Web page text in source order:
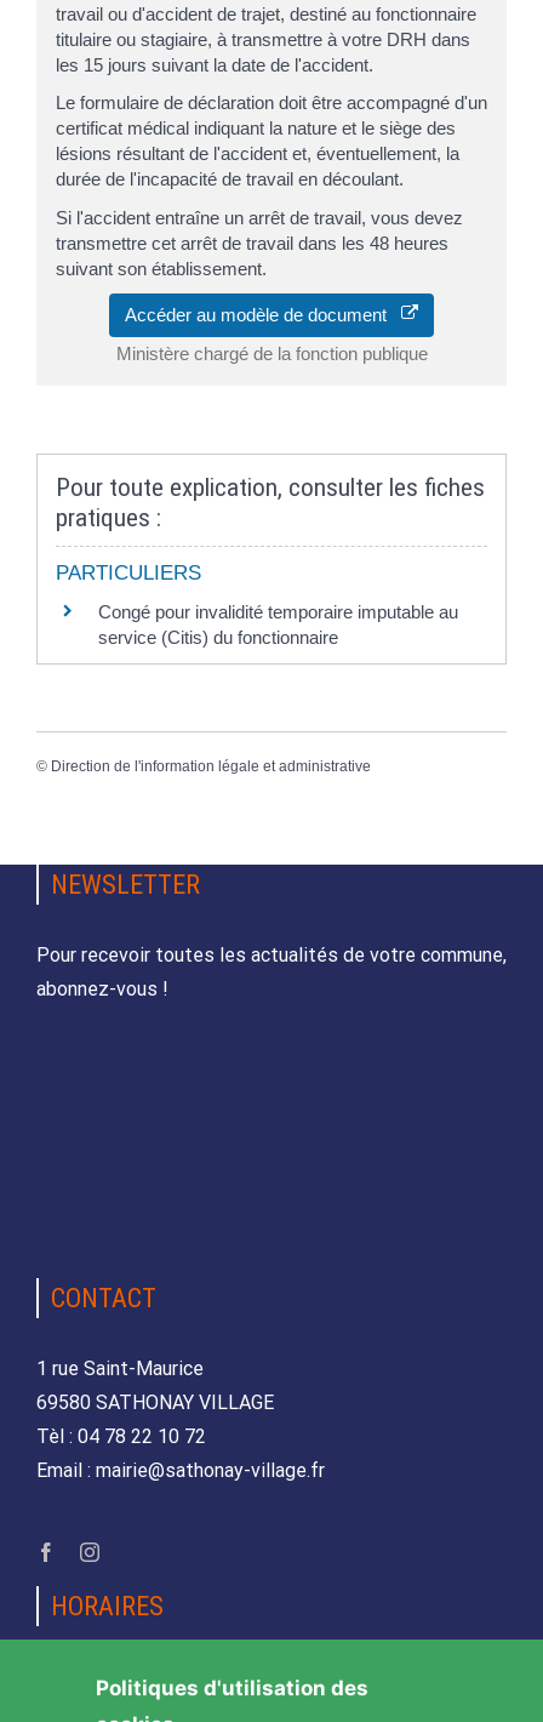
travail ou d'accident de trajet, destiné au fonctionnaire
titulaire ou stagiaire, à transmettre à votre DRH dans
les 15 jours suivant la date de l'accident.
Le formulaire de déclaration doit être accompagné d'un
certificat médical indiquant la nature et le siège des
lésions résultant de l'accident et, éventuellement, la
durée de l'incapacité de travail en découlant.
Si l'accident entraîne un arrêt de travail, vous devez
transmettre cet arrêt de travail dans les 48 heures
suivant son établissement.
Accéder au modèle de document
Ministère chargé de la fonction publique
Pour toute explication, consulter les fiches
pratiques :
PARTICULIERS
Congé pour invalidité temporaire imputable au
service (Citis) du fonctionnaire
© Direction de l'information légale et administrative
NEWSLETTER
Pour recevoir toutes les actualités de votre commune,
abonnez-vous !
CONTACT
1 rue Saint-Maurice
69580 SATHONAY VILLAGE
Tèl : 04 78 22 10 72
Email : mairie@sathonay-village.fr
HORAIRES
Lundi, mardi, jeudi et vendredi
Politiques d'utilisation des